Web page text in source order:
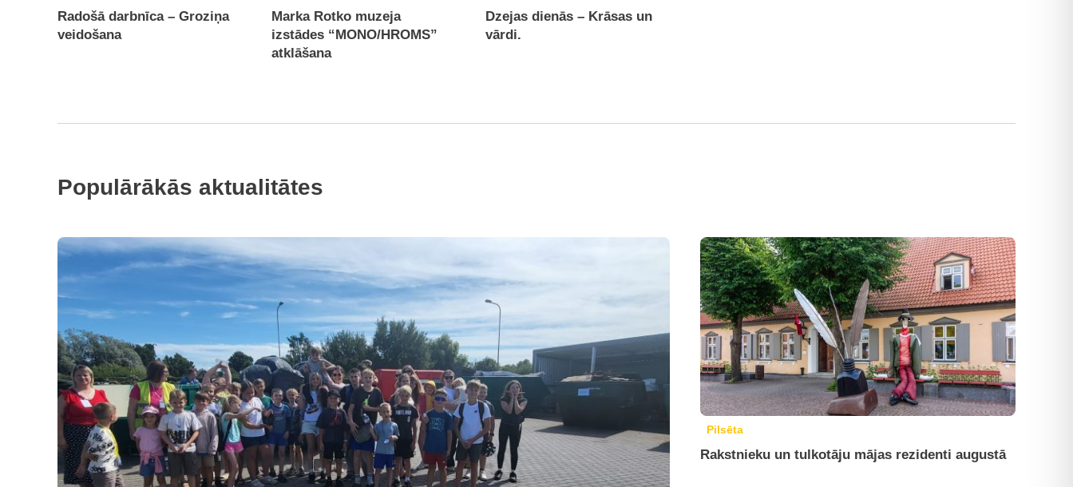
Radošā darbnīca – Groziņa
veidošana
Marka Rotko muzeja
izstādes “MONO/HROMS”
atklāšana
Dzejas dienās – Krāsas un
vārdi.
Populārākās aktualitātes
Pilsēta
Rakstnieku un tulkotāju mājas rezidenti augustā